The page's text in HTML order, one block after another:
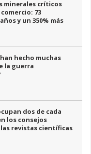
minerales críticos
73
y un 350% más
hecho muchas
la guerra
dos de cada
los consejos
revistas científicas